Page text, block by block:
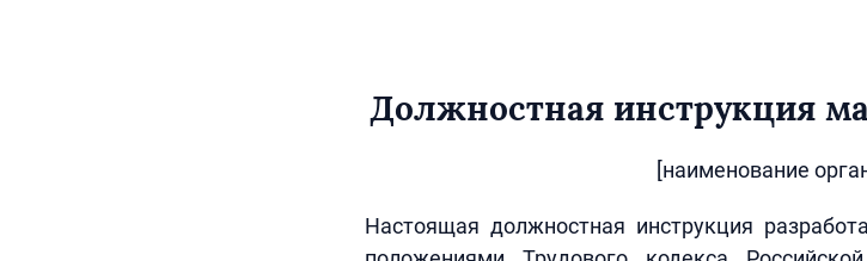
Должностная инструкция
[наименование
Настоящая должностная инструкция